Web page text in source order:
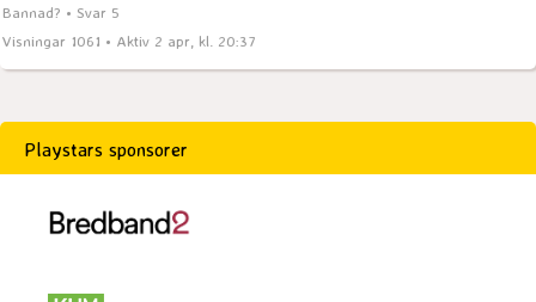
Bannad? • Svar 5
Visningar 1061 • Aktiv 2 apr, kl. 20:37
Playstars sponsorer